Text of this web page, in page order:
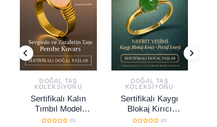
DOĞAL TAŞ
KOLEKSIYONU
Sertifikalı Kalın
Tımbıl Model
Pembe Kuvars
(0)
DOĞAL TAŞ
KOLEKSIYONU
Sertifikalı Kaygı
Blokaj Kırıcı
Enerji Yüzüğü –
(0)